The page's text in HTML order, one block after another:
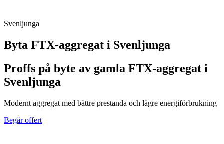
Svenljunga
Byta FTX-aggregat i Svenljunga
Proffs på byte av gamla FTX-aggregat i
Svenljunga
Modernt aggregat med bättre prestanda och lägre energiförbrukning
Begär offert